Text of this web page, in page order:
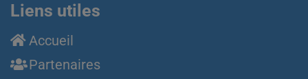
Liens utiles
Accueil
Partenaires